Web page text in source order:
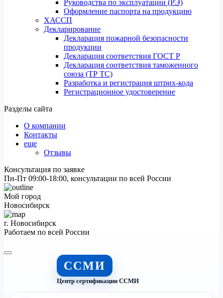
Руководства по эксплуатации (РЭ)
Оформление паспорта на продукцию
ХАССП
Декларирование
Декларация пожарной безопасности
продукции
Декларация соответствия ГОСТ Р
Декларация соответствия таможенного
союза (ТР ТС)
Разработка и регистрация штрих-кода
Регистрационное удостоверение
Разделы сайта
О компании
Контакты
еще
Отзывы
Консультация по заявке
Пн-Пт 09:00-18:00, консультации по всей России
Мой город
Новосибирск
г. Новосибирск
Работаем по всей России
ССМИ
Центр сертификации ССМИ